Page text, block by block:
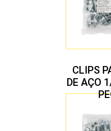
CLIPS
DE AÇO